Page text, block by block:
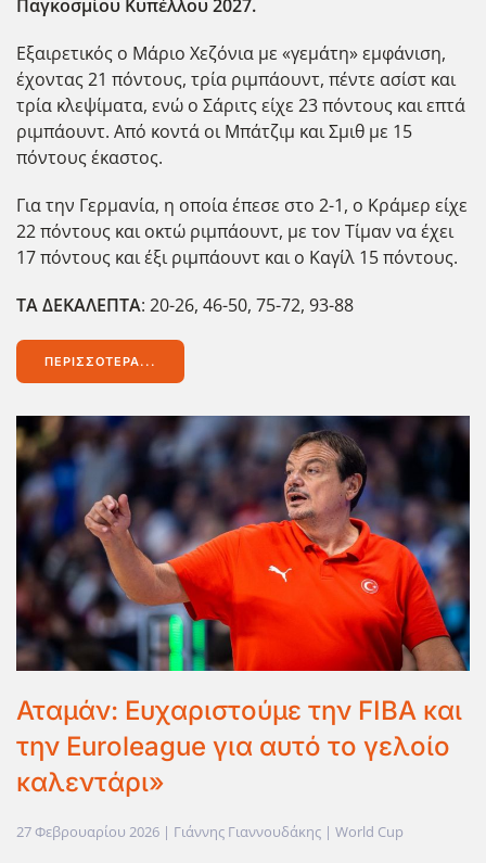
Παγκοσμίου Κυπέλλου 2027.
Εξαιρετικός ο Μάριο Χεζόνια με «γεμάτη» εμφάνιση,
έχοντας 21 πόντους, τρία ριμπάουντ, πέντε ασίστ και
τρία κλεψίματα, ενώ ο Σάριτς είχε 23 πόντους και επτά
ριμπάουντ. Από κοντά οι Μπάτζιμ και Σμιθ με 15
πόντους έκαστος.
Για την Γερμανία, η οποία έπεσε στο 2-1, ο Κράμερ είχε
22 πόντους και οκτώ ριμπάουντ, με τον Τίμαν να έχει
17 πόντους και έξι ριμπάουντ και ο Καγίλ 15 πόντους.
ΤΑ ΔΕΚΑΛΕΠΤΑ: 20-26, 46-50, 75-72, 93-88
ΠΕΡΙΣΣΌΤΕΡΑ...
Αταμάν: Ευχαριστούμε την FIBA και
την Euroleague για αυτό το γελοίο
καλεντάρι»
27 Φεβρουαρίου 2026 | Γιάννης Γιαννουδάκης | World Cup